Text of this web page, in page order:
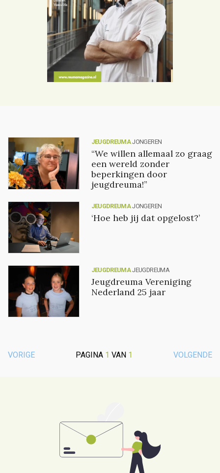
JEUGDREUMA JONGEREN
“We willen allemaal zo graag
een wereld zonder
beperkingen door
jeugdreuma!”
JEUGDREUMA JONGEREN
‘Hoe heb jij dat opgelost?’
JEUGDREUMA JEUGDREUMA
Jeugdreuma Vereniging
Nederland 25 jaar
VORIGE PAGINA 1 VAN 1 VOLGENDE